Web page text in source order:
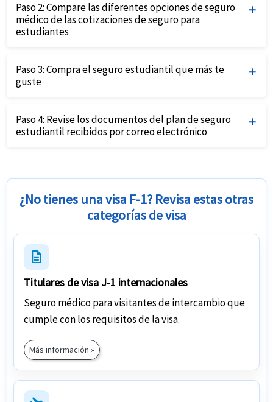
seguro para estudiantes proporcionando detalles del
estudiante y los requisitos del seguro.
Paso 2:Compare las diferentes opciones de seguro
médico de las cotizaciones de seguro para
estudiantes
ayudará a identificar cuál se adapta mejor a tus
necesidades.
Paso 3:Compra el seguro estudiantil que más te
guste
presupuesto utilizando una tarjeta de crédito y
completando la solicitud en línea.
Paso 4: Revise los documentos del plan de seguro
estudiantil recibidos por correo electrónico
obtener detalles de la cobertura y números de
contacto relevantes.
¿No tienes una visa F-1? Revisa estas otras
categorías de visa
description
Titulares de visa J-1 internacionales
Seguro médico para visitantes de intercambio que
cumple con los requisitos de la visa.
Más información »